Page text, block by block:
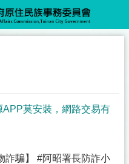
莫安裝，網路交易有
詐騙】 #阿昭署長防詐小